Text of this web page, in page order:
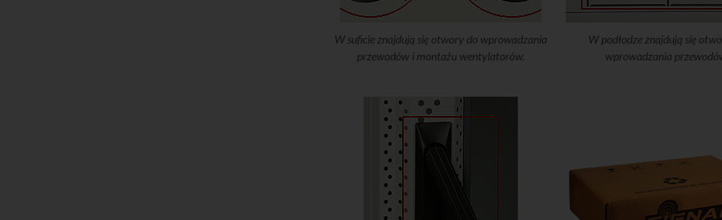
W suficie znajdują się otwory do wprowadzania
przewodów i montażu wentylatorów.
W podłodze znajdują się
wprowadzania